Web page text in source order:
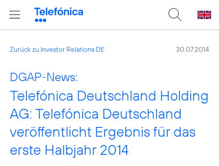
Zurück zu Investor Relations DE 30.07.2014
DGAP-News:
Telefónica Deutschland Holding
AG: Telefónica Deutschland
veröffentlicht Ergebnis für das
erste Halbjahr 2014